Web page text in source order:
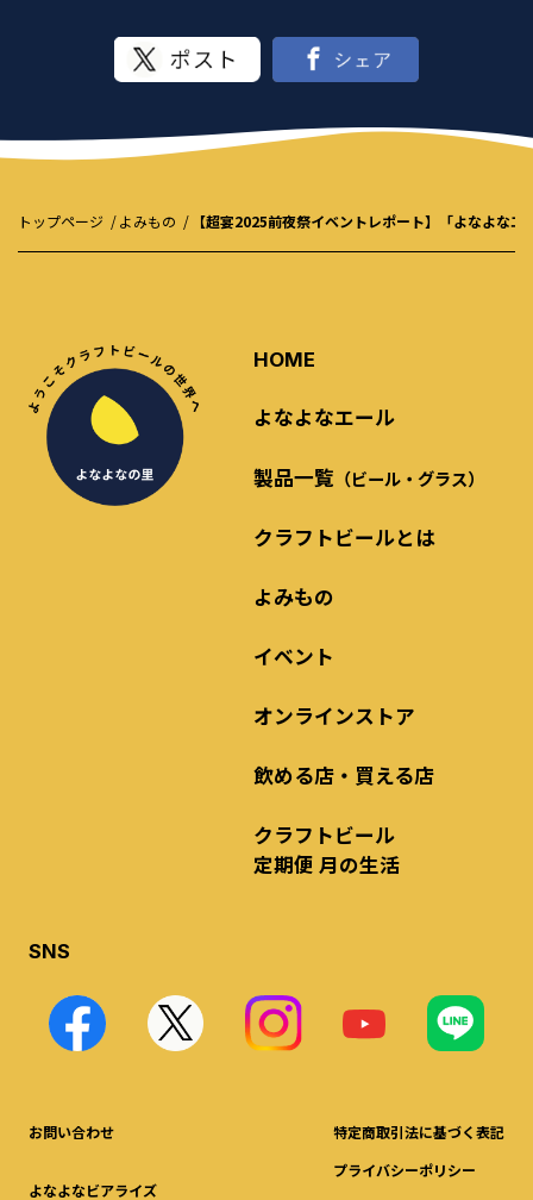
トップページ よみもの 【超宴2025前夜祭イベントレポート】「よなよな
HOME
よなよなエール
製品一覧 （ビール・グラス）
クラフトビールとは
よみもの
イベント
オンラインストア
飲める店・買える店
クラフトビール
定期便 月の生活
SNS
お問い合わせ
よなよなビアライズ
特定商取引法に基づく表記
プライバシーポリシー